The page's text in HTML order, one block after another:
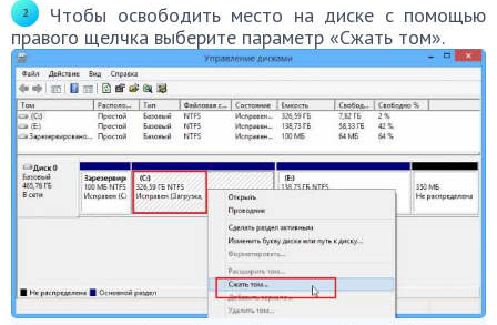
Чтобы освободить место на диске с помощью
правого щелчка выберите параметр «Сжать том».